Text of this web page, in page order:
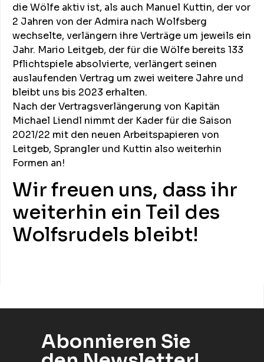
die Wölfe aktiv ist, als auch Manuel Kuttin, der vor
2 Jahren von der Admira nach Wolfsberg
wechselte, verlängern ihre Verträge um jeweils ein
Jahr. Mario Leitgeb, der für die Wölfe bereits 133
Pflichtspiele absolvierte, verlängert seinen
auslaufenden Vertrag um zwei weitere Jahre und
bleibt uns bis 2023 erhalten.
Nach der Vertragsverlängerung von Kapitän
Michael Liendl nimmt der Kader für die Saison
2021/22 mit den neuen Arbeitspapieren von
Leitgeb, Sprangler und Kuttin also weiterhin
Formen an!
Wir freuen uns, dass ihr
weiterhin ein Teil des
Wolfsrudels bleibt!
Abonnieren Sie